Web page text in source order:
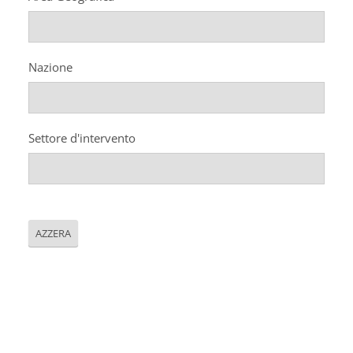
Corso FC32.5 - Introduzione alla
Corso FC35.1 - Tue so le laude, la gloria
e l'Honore
PASTORALE DELLA SALUTE
PROBLEMI SOCIALI E LAVORO
Nazione
Settore d'intervento
AZZERA